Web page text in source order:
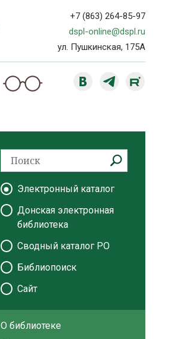
+7 (863) 264-85-97
dspl-online@dspl.ru
ул. Пушкинская, 175А
Электронный каталог
Донская электронная
библиотека
Сводный каталог РО
Библиопоиск
Сайт
О библиотеке